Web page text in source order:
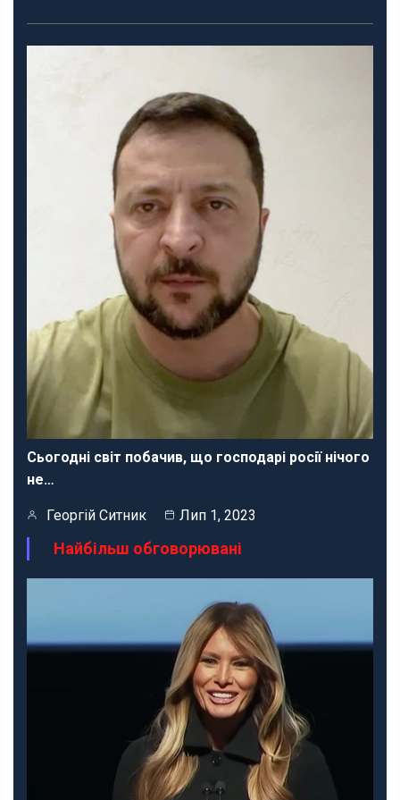
Сьогодні світ побачив, що господарі росії нічого
не…
Георгій Ситник Лип 1, 2023
Найбільш обговорювані